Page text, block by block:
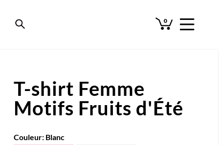
0
T-shirt Femme
Motifs Fruits d'Été
Couleur: Blanc